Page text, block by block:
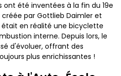
été inventées à la fin du 19e
par Gottlieb Daimler et
était en réalité une bicyclette
interne. Depuis lors, le
d'évoluer, offrant des
plus enrichissantes !